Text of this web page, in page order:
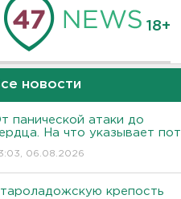
18+
новости
панической атаки до
На что указывает пот
06.08.2026
крепость